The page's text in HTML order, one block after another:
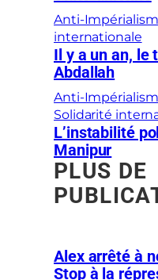
Anti-
internationale
Il y a un an, le
Abdallah
Anti-
Solidarité
L’instabilité
Manipur
PLUS DE
Alex arrêté à
Stop à la